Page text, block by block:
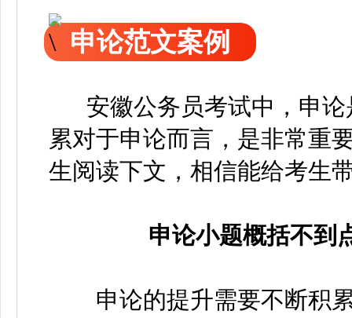
申论范文案例
安徽公务员考试中，申论
累对于申论而言，是非常重
生阅读下文，相信能给考生
申论小题概括不到
申论的提升需要不断积累